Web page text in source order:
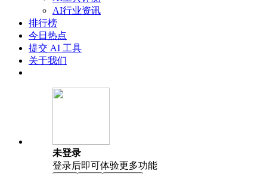
AI行业资讯
排行榜
今日热点
提交 AI 工具
关于我们
未登录
登录后即可体验更多功能